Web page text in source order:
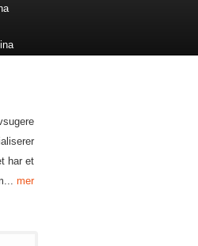
har et
mer